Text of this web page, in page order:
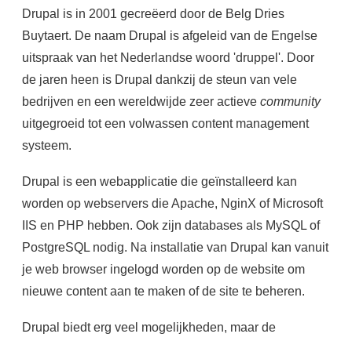
Drupal is in 2001 gecreëerd door de Belg Dries
Buytaert. De naam Drupal is afgeleid van de Engelse
uitspraak van het Nederlandse woord 'druppel'. Door
de jaren heen is Drupal dankzij de steun van vele
bedrijven en een wereldwijde zeer actieve community
uitgegroeid tot een volwassen content management
systeem.
Drupal is een webapplicatie die geïnstalleerd kan
worden op webservers die Apache, NginX of Microsoft
IIS en PHP hebben. Ook zijn databases als MySQL of
PostgreSQL nodig. Na installatie van Drupal kan vanuit
je web browser ingelogd worden op de website om
nieuwe content aan te maken of de site te beheren.
Drupal biedt erg veel mogelijkheden, maar de